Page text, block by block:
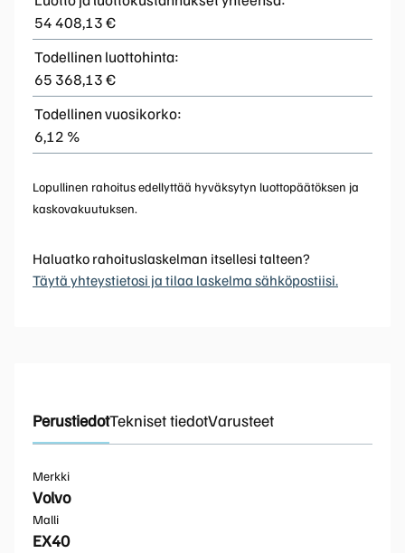
54 408,13 €
Todellinen luottohinta:
65 368,13 €
Todellinen vuosikorko:
6,12 %
Lopullinen rahoitus edellyttää hyväksytyn luottopäätöksen ja
kaskovakuutuksen.
Haluatko rahoituslaskelman itsellesi talteen?
Täytä yhteystietosi ja tilaa laskelma sähköpostiisi.
PerustiedotTekniset tiedotVarusteet
Merkki
Volvo
Malli
EX40